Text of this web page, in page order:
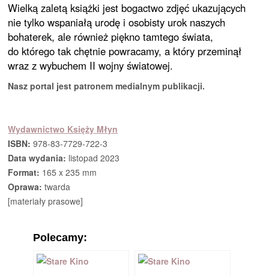
Wielką zaletą książki jest bogactwo zdjęć ukazujących
nie tylko wspaniałą urodę i osobisty urok naszych
bohaterek, ale również piękno tamtego świata,
do którego tak chętnie powracamy, a który przeminął
wraz z wybuchem II wojny światowej.
Nasz portal jest patronem medialnym publikacji.
Wydawnictwo Księży Młyn
ISBN:978-83-7729-722-3
Data wydania: listopad 2023
Format: 165 x 235 mm
Oprawa:twarda
[materiały prasowe]
Polecamy: